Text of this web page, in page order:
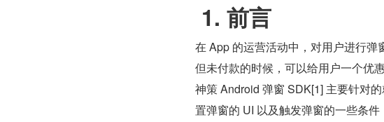
1. 前言
在 App 的运营活动中，对用户进行
但未付款的时候，可以给用户一个优
神策 Android 弹窗 SDK[1] 主要针对
置弹窗的 UI 以及触发弹窗的一些条